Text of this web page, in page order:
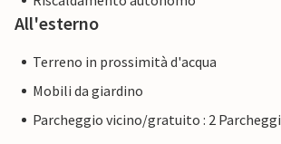
All'esterno
Terreno in prossimità d'acqua
Mobili da giardino
Parcheggio vicino/gratuito : 2 Parcheggi